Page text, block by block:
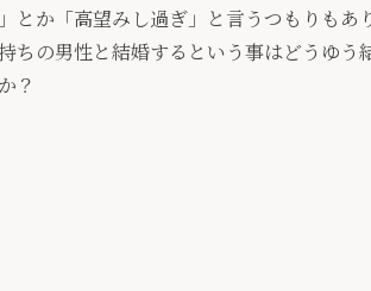
とか「高望みし過ぎ」と言うつもりもあ
ちの男性と結婚するという事はどうゆ
？